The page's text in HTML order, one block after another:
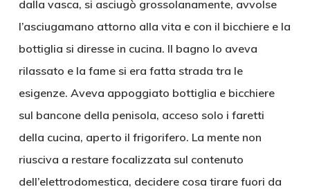
dalla vasca, si asciugò grossolanamente, avvolse
l’asciugamano attorno alla vita e con il bicchiere e la
bottiglia si diresse in cucina. Il bagno lo aveva
rilassato e la fame si era fatta strada tra le
esigenze. Aveva appoggiato bottiglia e bicchiere
sul bancone della penisola, acceso solo i faretti
della cucina, aperto il frigorifero. La mente non
riusciva a restare focalizzata sul contenuto
dell’elettrodomestica, decidere cosa tirare fuori da